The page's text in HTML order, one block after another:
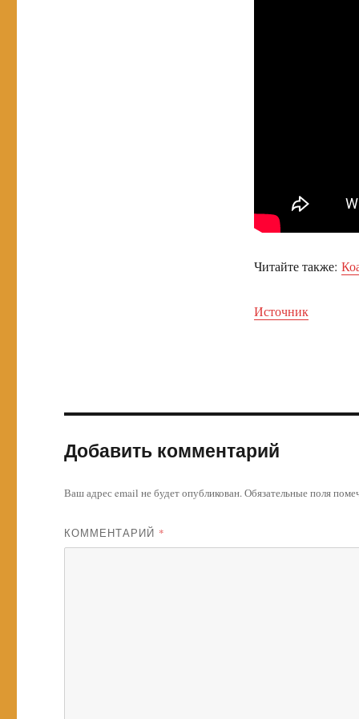
Читайте также:
Источник
Добавить комментарий
Ваш адрес email не будет опубликован.Обязательные поля
КОММЕНТАРИЙ *